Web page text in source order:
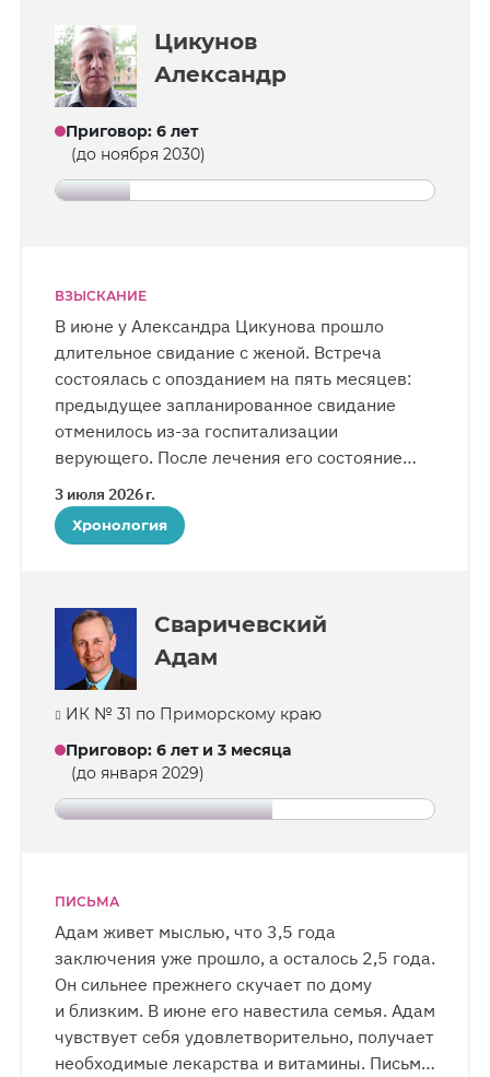
после обследования. В больнице
электронная связь для осужденных
отсутствует.
Цикунов
Александр
Приговор: 6 лет
(до ноября 2030)
ВЗЫСКАНИЕ
В июне у Александра Цикунова прошло
длительное свидание с женой. Встреча
состоялась с опозданием на пять месяцев:
предыдущее запланированное свидание
отменилось из-за госпитализации
верующего. После лечения его состояние
около 80 человек. Молодые заключенные
нередко называют Александра «дедом» —
По словам супруги Александра, многие
жители Калтана — небольшого города
с населением в 20 тысяч — хорошо знают
верующего и возмущены приговором. Они
регулярно интересуются состоянием
Александра, передают ему приветы
и добрые пожелания.
3 июля 2026 г.
Хронология
Сваричевский
Адам
ИК № 31 по Приморскому краю
Приговор: 6 лет и 3 месяца
(до января 2029)
ПИСЬМА
Адам живет мыслью, что 3,5 года
заключения уже прошло, а осталось 2,5 года.
Он сильнее прежнего скучает по дому
и близким. В июне его навестила семья. Адам
чувствует себя удовлетворительно, получает
необходимые лекарства и витамины. Письма